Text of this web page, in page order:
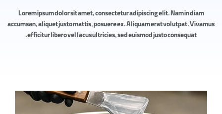
Lorem ipsum dolor sit amet, consectetur adipiscing elit. Nam in diam
accumsan, aliquet justo mattis, posuere ex. Aliquam erat volutpat. Vivamus
efficitur libero vel lacus ultricies, sed euismod justo consequat.